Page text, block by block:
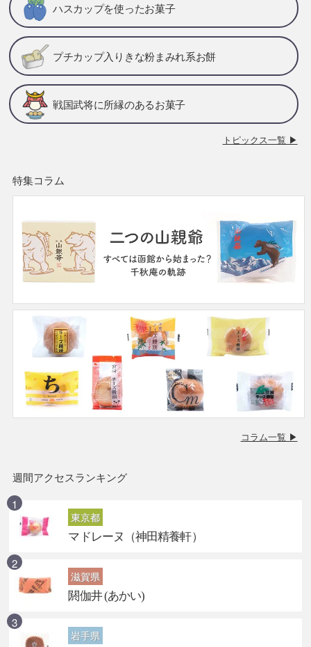
ハスカップを使ったお菓子
プチカップ入りきな粉まみれ系お餅
戦国武将に所縁のあるお菓子
トピックス一覧 ▶
特集コラム
コラム一覧 ▶
週間アクセスランキング
東京都
マドレーヌ（神田精養軒）
滋賀県
閼伽井 (あかい)
岩手県